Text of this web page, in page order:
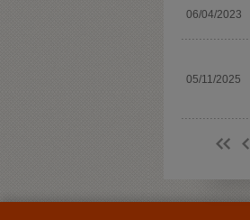
06/04/2023
05/11/2025
<< <